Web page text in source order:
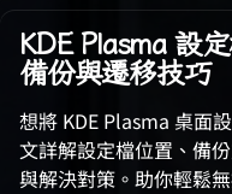
KDE Plasma 設
備份與遷移技巧
想將 KDE Plasma 桌面
文詳解設定檔位置、備
與解決對策。助你輕鬆